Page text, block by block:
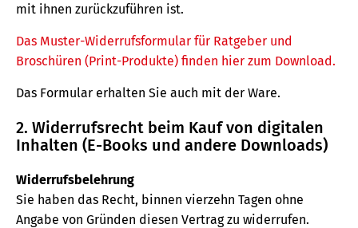
mit ihnen zurückzuführen ist.
Das Muster-Widerrufsformular für Ratgeber und
Broschüren (Print-Produkte) finden hier zum Download.
Das Formular erhalten Sie auch mit der Ware.
2. Widerrufsrecht beim Kauf von digitalen
Inhalten (E-Books und andere Downloads)
Widerrufsbelehrung
Sie haben das Recht, binnen vierzehn Tagen ohne
Angabe von Gründen diesen Vertrag zu widerrufen.